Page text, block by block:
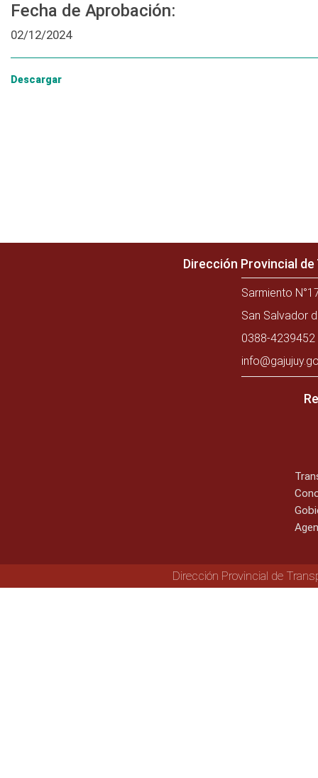
Fecha de Aprobación:
02/12/2024
Descargar
Dirección Provincial
Sarmiento
San Salvador
0388-
Dirección Provincial de